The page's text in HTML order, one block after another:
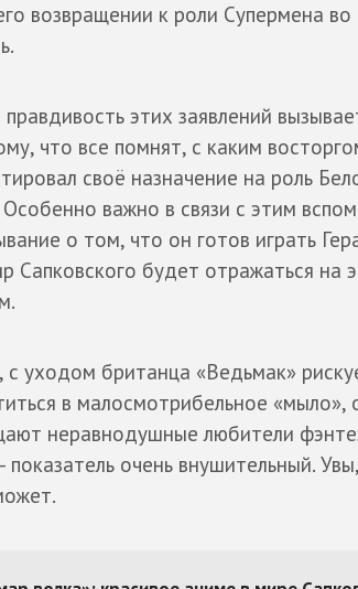
возвращении к роли Супермена во
этих заявлений
что все помнят, с каким
своё назначение на роль
Особенно важно в связи с этим
о том, что он готов играть
Сапковского будет отражаться на
с уходом британца «Ведьмак»
в малосмотрибельное «мыло»,
неравнодушные любители
очень внушительный.